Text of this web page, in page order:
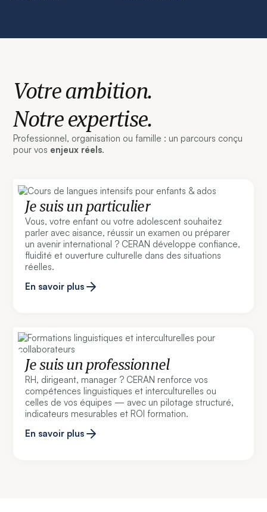
Votre ambition.
Notre expertise.
Professionnel, organisation ou famille : un parcours conçu
pour vos enjeux réels.
Je suis un particulier
Vous, votre enfant ou votre adolescent souhaitez
parler avec aisance, réussir un examen ou préparer
un avenir international ? CERAN développe confiance,
fluidité et ouverture culturelle dans des situations
réelles.
En savoir plus
Je suis un professionnel
RH, dirigeant, manager ? CERAN renforce vos
compétences linguistiques et interculturelles ou
celles de vos équipes — avec un pilotage structuré,
indicateurs mesurables et ROI formation.
En savoir plus